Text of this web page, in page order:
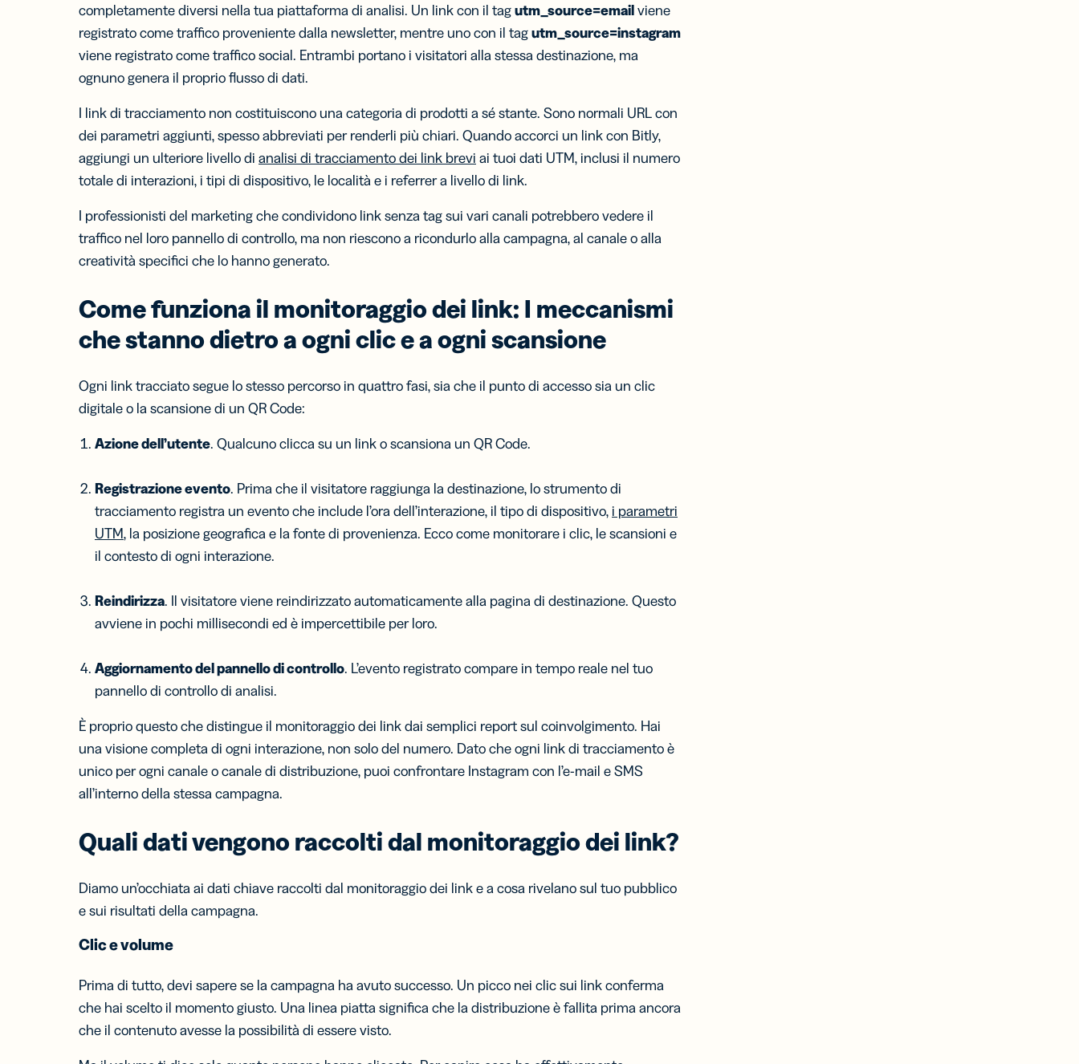
completamente diversi nella tua piattaforma di analisi. Un link con il tagutm_source=emailviene
registrato come traffico proveniente dalla newsletter, mentre uno con il tagutm_source=instagram
viene registrato come traffico social. Entrambi portano i visitatori alla stessa destinazione, ma
ognuno genera il proprio flusso di dati.
I link di tracciamento non costituiscono una categoria di prodotti a sé stante. Sono normali URL con
dei parametri aggiunti, spesso abbreviati per renderli più chiari. Quando accorci un link con Bitly,
aggiungi un ulteriore livello di analisi di tracciamento dei link brevi ai tuoi dati UTM, inclusi il numero
totale di interazioni, i tipi di dispositivo, le località e i referrer a livello di link.
I professionisti del marketing che condividono link senza tag sui vari canali potrebbero vedere il
traffico nel loro pannello di controllo, ma non riescono a ricondurlo alla campagna, al canale o alla
creatività specifici che lo hanno generato.
Comefunziona il monitoraggio dei link: I meccanismi
che stanno dietro a ogni clic e a ogni scansione
Ogni link tracciato segue lo stesso percorso in quattro fasi, sia che il punto di accesso sia un clic
digitale o la scansione di un QR Code:
Azione dell’utente. Qualcuno clicca su un link o scansiona un QR Code.
Registrazione evento. Prima che il visitatore raggiunga la destinazione, lo strumento di
tracciamento registra un evento che include l’ora dell’interazione, il tipo di dispositivo, i parametri
UTM, la posizione geografica e la fonte di provenienza. Ecco come monitorare i clic, le scansioni e
il contesto di ogni interazione.
Reindirizza. Il visitatore viene reindirizzato automaticamente alla pagina di destinazione. Questo
avviene in pochi millisecondi ed è impercettibile per loro.
Aggiornamento del pannello di controllo. L’evento registrato compare in tempo reale nel tuo
pannello di controllo di analisi.
È proprio questo che distingue il monitoraggio dei link dai semplici report sul coinvolgimento. Hai
una visione completa di ogni interazione, non solo del numero. Dato che ogni link di tracciamento è
unico per ogni canale o canale di distribuzione, puoi confrontare Instagram con l’e-mail e SMS
all’interno della stessa campagna.
Quali dati vengono raccolti dal monitoraggio dei link?
Diamo un’occhiata ai dati chiave raccolti dal monitoraggio dei link e a cosa rivelano sul tuo pubblico
e sui risultati della campagna.
Clic e volume
Prima di tutto, devi sapere se la campagna ha avuto successo. Un picco nei clic sui link conferma
che hai scelto il momento giusto. Una linea piatta significa che la distribuzione è fallita prima ancora
che il contenuto avesse la possibilità di essere visto.